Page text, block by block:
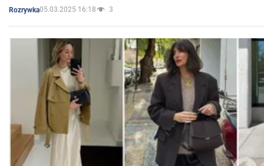
Rozrywka05.03.2025 16:18 3